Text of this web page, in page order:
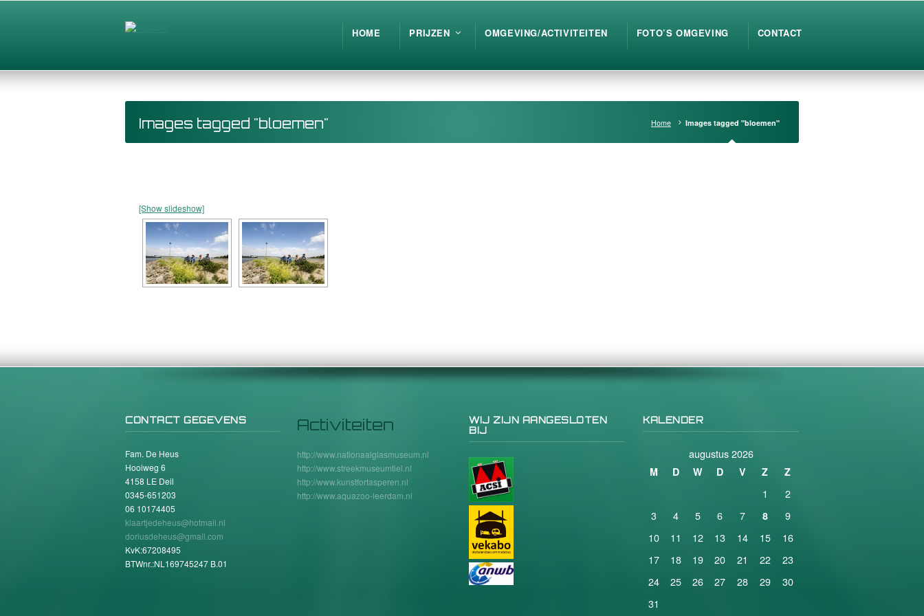
HOME PRIJZEN OMGEVING/ACTIVITEITEN FOTO’S OMGEVING CONTACT
Images tagged "bloemen" Home Images tagged "bloemen"
[Show slideshow]
CONTACT GEGEVENS
Fam. De Heus
Hooiweg 6
4158 LE Deil
0345-651203
06 10174405
klaartjedeheus@hotmail.nl
doriusdeheus@gmail.com
KvK:67208495
BTWnr.:NL169745247 B.01
Activiteiten
http://www.nationaalglasmuseum.nl
http://www.streekmuseumtiel.nl
http://www.kunstfortasperen.nl
http://www.aquazoo-leerdam.nl
WIJ ZIJN AANGESLOTEN
BIJ
KALENDER
augustus 2026
M D W D V Z Z
1
2
3
4 5 6 7 8
9
10
11 12 13 14 15
16
17
18 19 20 21 22
23
24
25 26 27 28 29
30
31